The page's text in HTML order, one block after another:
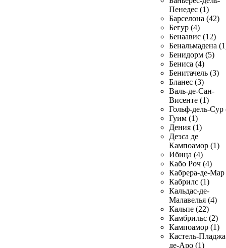
Пенедес (1)
Барселона (42)
Бегур (4)
Бенаавис (12)
Бенальмадена
Бенидорм (5)
Бениса (4)
Бенитачель (3)
Бланес (3)
Валь-де-Сан-
Висенте (1)
Гольф-дель-Сур
Гуим (1)
Дения (1)
Деэса де
Кампоамор (1)
Ибица (4)
Кабо Роч (4)
Кабрера-де-Мар
Кабрилс (1)
Кальдас-де-
Малавелья (4)
Кальпе (22)
Камбрильс (2)
Кампоамор (1)
Кастель-
де-Аро (1)